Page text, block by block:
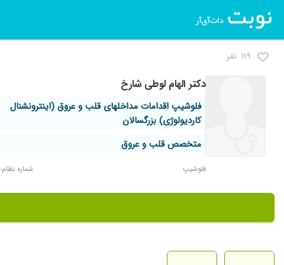
۱۱۹ نفر
دکتر الهام لوطی شارخ
فلوشیپ اقدامات مداخلهای قلب و عروق (اینترونشنال
کاردیولوژی) بزرگسالان
متخصص قلب و عروق
فلوشیپ شماره نظام: ۷۵۰۵۱